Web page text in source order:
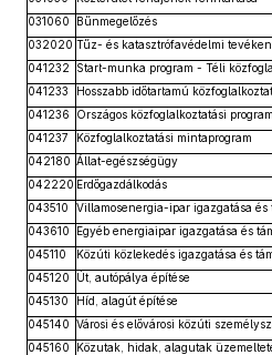
031060
Bűnmegelőzés
032020 Tűz- és katasztrófavédelmi
041232
Start-munka program - Téli
041233
Hosszabb időtartamú
041236
Országos közfoglalkoztatási program
041237
Közfoglalkoztatási mintaprogram
042180 Állat-egészségügy
042220 Erdőgazdálkodás
043510
Villamosenergia-ipar igazgatása és
043610
Egyéb energiaipar igazgatása és
045110
Közúti közlekedés igazgatása és
045120
Út, autópálya építése
045130
Híd, alagút építése
045140 Városi és elővárosi közúti
045160
Közutak, hidak, alagutak